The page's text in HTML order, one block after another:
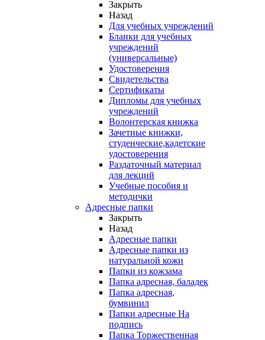
Закрыть
Назад
Для учебных учреждений
Бланки для учебных
учреждений
(универсальные)
Удостоверения
Свидетельства
Сертификаты
Дипломы для учебных
учреждений
Волонтерская книжка
Зачетные книжки,
студенческие,кадетские
удостоверения
Раздаточный материал
для лекций
Учебные пособия и
методички
Адресные папки
Закрыть
Назад
Адресные папки
Адресные папки из
натуральной кожи
Папки из кожзама
Папка адресная, баладек
Папка адресная,
бумвинил
Папки адресные На
подпись
Папка Торжественная